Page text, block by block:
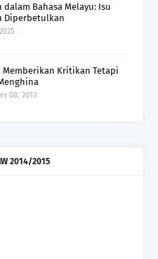
dalam Bahasa Melayu: Isu
Diperbetulkan
Memberikan Kritikan Tetapi
08, 2013
2014/2015